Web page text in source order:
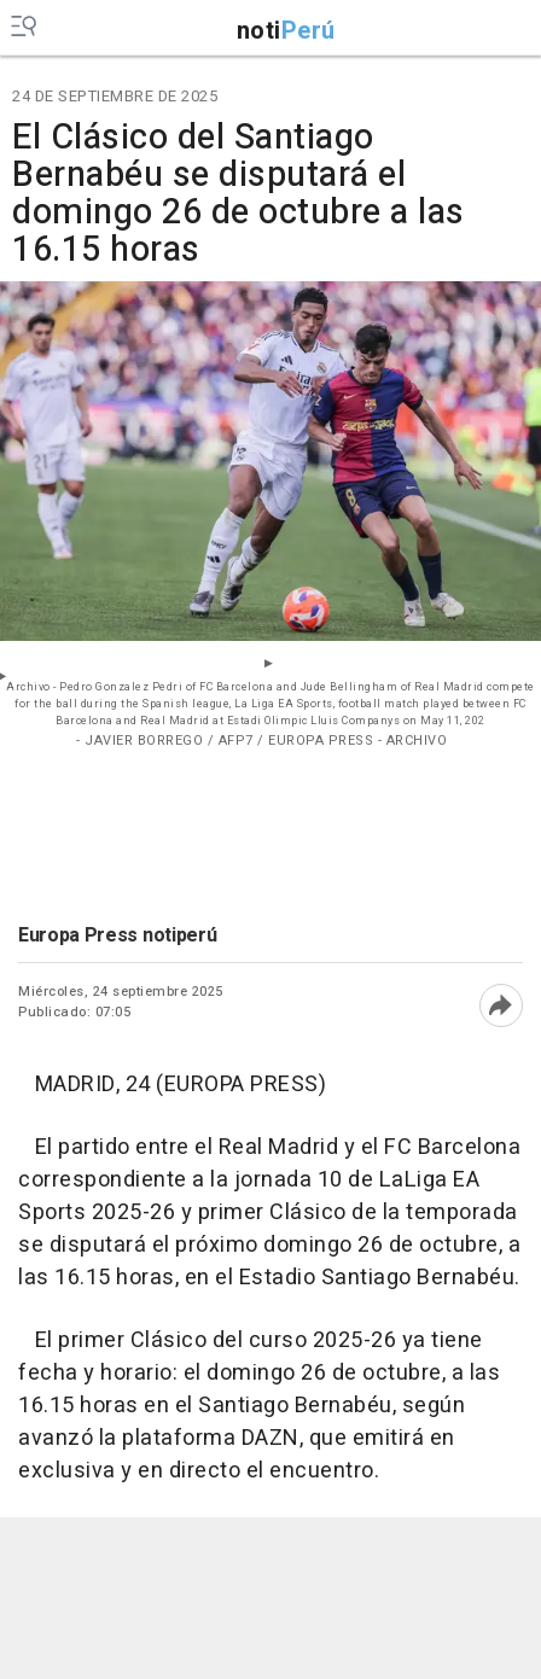
notiPerú
24 DE SEPTIEMBRE DE 2025
El Clásico del Santiago
Bernabéu se disputará el
domingo 26 de octubre a las
16.15 horas
Archivo - Pedro Gonzalez Pedri of FC Barcelona and Jude Bellingham of Real Madrid compete
for the ball during the Spanish league, La Liga EA Sports, football match played between FC
Barcelona and Real Madrid at Estadi Olimpic Lluis Companys on May 11, 202
- JAVIER BORREGO / AFP7 / EUROPA PRESS - ARCHIVO
Europa Press notiperú
Miércoles, 24 septiembre 2025
Publicado: 07:05
MADRID, 24 (EUROPA PRESS)
El partido entre el Real Madrid y el FC Barcelona
correspondiente a la jornada 10 de LaLiga EA
Sports 2025-26 y primer Clásico de la temporada
se disputará el próximo domingo 26 de octubre, a
las 16.15 horas, en el Estadio Santiago Bernabéu.
El primer Clásico del curso 2025-26 ya tiene
fecha y horario: el domingo 26 de octubre, a las
16.15 horas en el Santiago Bernabéu, según
avanzó la plataforma DAZN, que emitirá en
exclusiva y en directo el encuentro.